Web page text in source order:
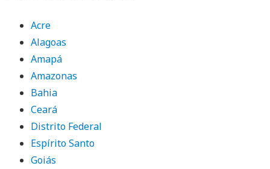
Acre
Alagoas
Amapá
Amazonas
Bahia
Ceará
Distrito Federal
Espírito Santo
Goiás